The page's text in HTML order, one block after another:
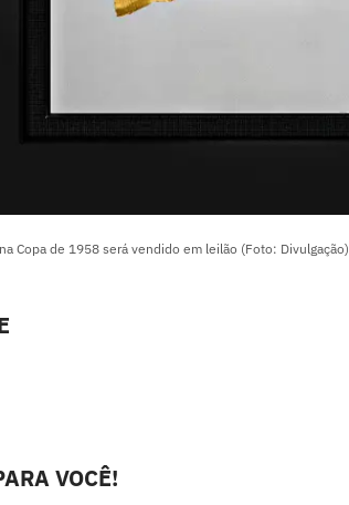
Copa de 1958 será vendido em leilão (Foto: Divulgação)
VOCÊ!